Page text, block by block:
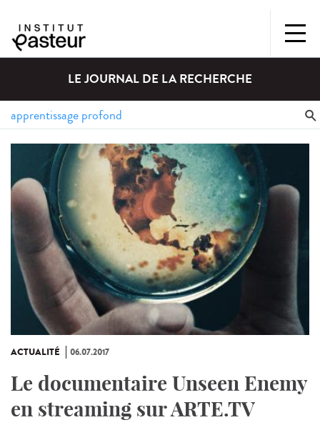
LE JOURNAL DE LA RECHERCHE
ACTUALITÉ 06.07.2017
Le documentaire Unseen Enemy
en streaming sur ARTE.TV